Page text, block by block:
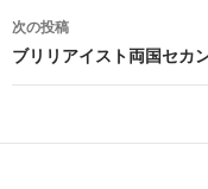
ナ
ビ
ゲ
ー
次の投稿
ブリリアイスト両国セカ